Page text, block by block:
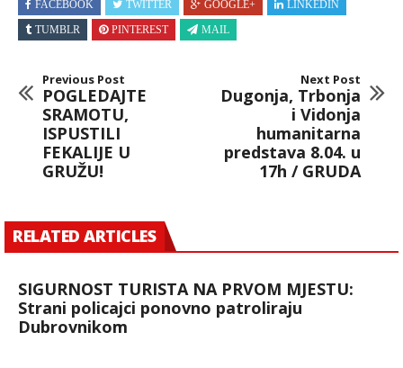
FACEBOOK TWITTER GOOGLE+
LINKEDIN
TUMBLR
PINTEREST MAIL
Previous Post
POGLEDAJTE
SRAMOTU,
ISPUSTILI
FEKALIJE U
GRUŽU!
Next Post
Dugonja, Trbonja
i Vidonja
humanitarna
predstava 8.04. u
17h / GRUDA
RELATED ARTICLES
SIGURNOST TURISTA NA PRVOM MJESTU:
Strani policajci ponovno patroliraju
Dubrovnikom